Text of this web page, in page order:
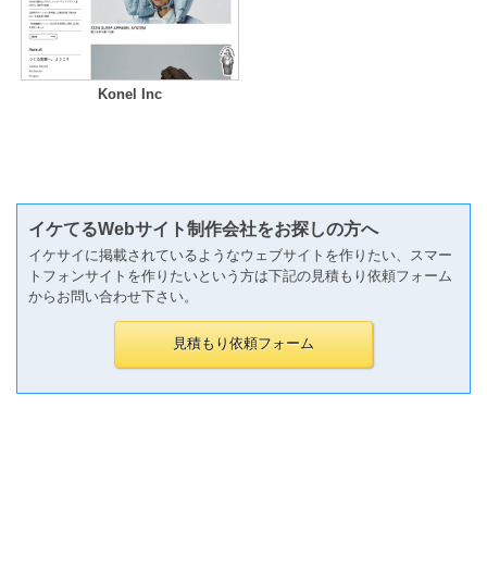
Konel Inc
イケてるWebサイト制作会社をお探しの方へ
イケサイに掲載されているようなウェブサイトを作りたい、スマー
トフォンサイトを作りたいという方は下記の見積もり依頼フォーム
からお問い合わせ下さい。